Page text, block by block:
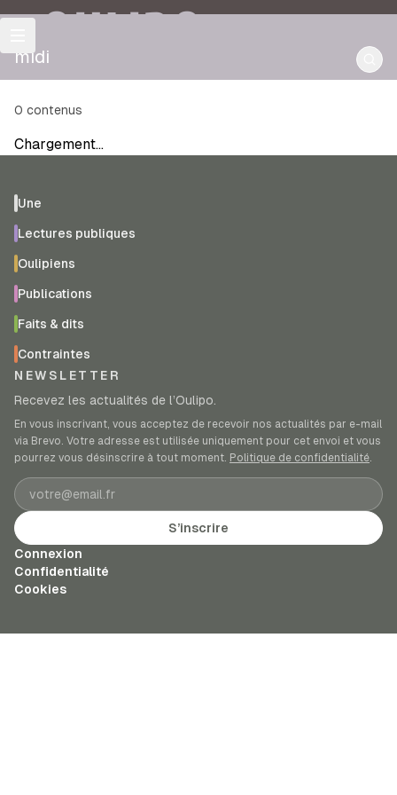
OULIPO
midi
0 contenus
Chargement…
Une
Lectures publiques
Oulipiens
Publications
Faits & dits
Contraintes
NEWSLETTER
Recevez les actualités de l’Oulipo.
En vous inscrivant, vous acceptez de recevoir nos actualités par e-mail
via Brevo. Votre adresse est utilisée uniquement pour cet envoi et vous
pourrez vous désinscrire à tout moment. Politique de confidentialité.
Adresse e-mail
S’inscrire
Connexion
Confidentialité
Cookies